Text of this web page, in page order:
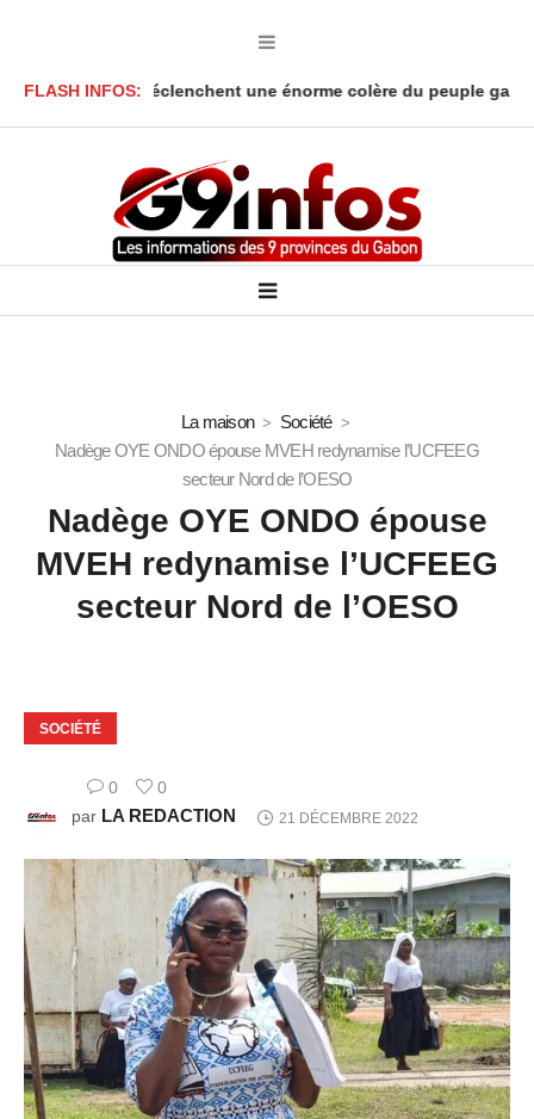
FLASH INFOS:
Nguema déclenchent une énorme colère du peuple gabonais
La maison
Société
Nadège OYE ONDO épouse MVEH redynamise l’UCFEEG
secteur Nord de l’OESO
Nadège OYE ONDO épouse
MVEH redynamise l’UCFEEG
secteur Nord de l’OESO
SOCIÉTÉ
0
0
par LA REDACTION 21 DÉCEMBRE 2022